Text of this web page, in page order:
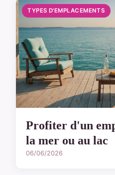
TYPES D'EMPLACEMENTS
Profiter d'un
la mer ou au lac
06/06/2026